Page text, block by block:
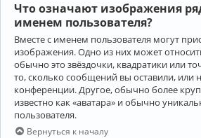
Что означают изображения
именем пользователя?
Вместе с именем пользователя могут
изображения. Одно из них может
обычно это звёздочки, квадратики или
то, сколько сообщений вы оставили, или
конференции. Другое, обычно более
известно как «аватара» и обычно
пользователя.
Вернуться к началу